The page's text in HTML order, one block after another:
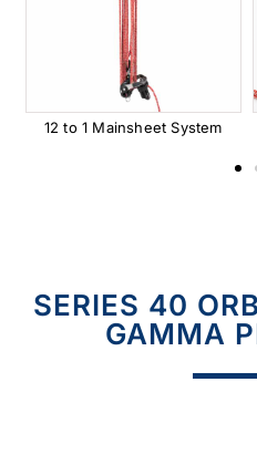
12 to 1 Mainsheet System
SERIES 40
GAMMA